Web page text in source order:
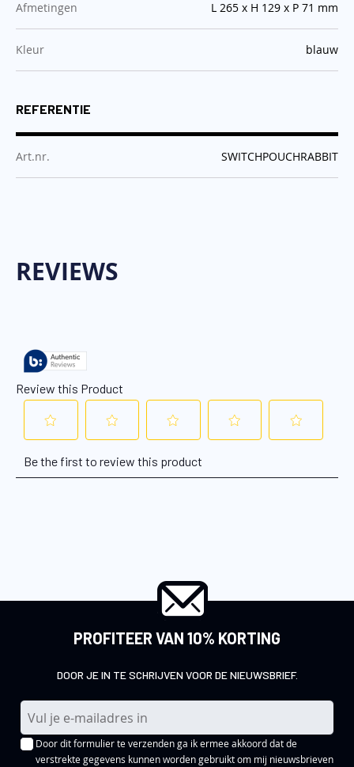
Afmetingen :L 265 x H 129 x P 71 mm
Kleur :blauw
REFERENTIE
Art.nr. :SWITCHPOUCHRABBIT
PROFITEER VAN 10% KORTING
DOOR JE IN TE SCHRIJVEN VOOR DE NIEUWSBRIEF.
A
b
o
Door dit formulier te verzenden ga ik ermee akkoord dat de
verstrekte gegevens kunnen worden gebruikt om mij nieuwsbrieven